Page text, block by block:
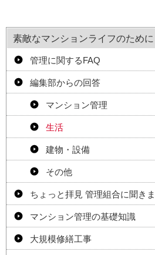
素敵なマンションライフのために
管理に関するFAQ
編集部からの回答
マンション管理
生活
建物・設備
その他
ちょっと拝見 管理組合に聞き
マンション管理の基礎知識
大規模修繕工事